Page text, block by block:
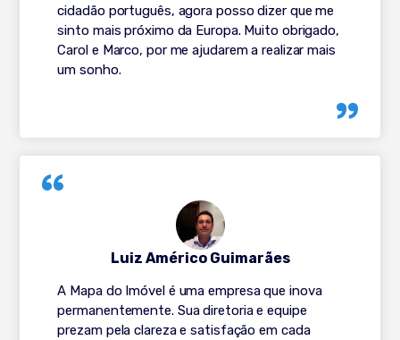
cidadão português, agora posso dizer que me
sinto mais próximo da Europa. Muito obrigado,
Carol e Marco, por me ajudarem a realizar mais
um sonho.
A Mapa do Imóvel é uma empresa que inova
permanentemente. Sua diretoria e equipe
prezam pela clareza e satisfação em cada
Luiz Américo Guimarães